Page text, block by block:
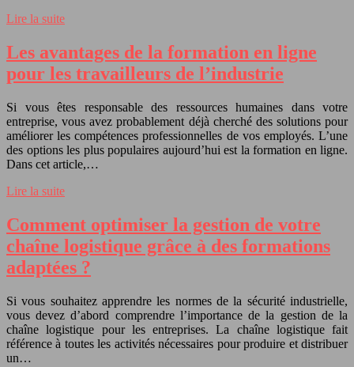
Lire la suite
Les avantages de la formation en ligne
pour les travailleurs de l’industrie
Si vous êtes responsable des ressources humaines dans votre
entreprise, vous avez probablement déjà cherché des solutions pour
améliorer les compétences professionnelles de vos employés. L’une
des options les plus populaires aujourd’hui est la formation en ligne.
Dans cet article,…
Lire la suite
Comment optimiser la gestion de votre
chaîne logistique grâce à des formations
adaptées ?
Si vous souhaitez apprendre les normes de la sécurité industrielle,
vous devez d’abord comprendre l’importance de la gestion de la
chaîne logistique pour les entreprises. La chaîne logistique fait
référence à toutes les activités nécessaires pour produire et distribuer
un…